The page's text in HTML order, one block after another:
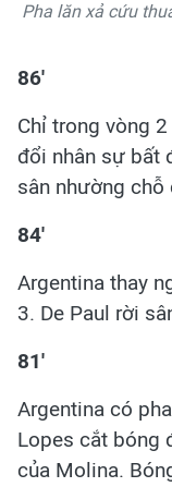
Pha lăn xả cứu
86'
Chỉ trong vòng
đổi nhân sự bất
sân nhường
84'
Argentina thay
3. De Paul rời
81'
Argentina có
Lopes cắt bóng
của Molina.